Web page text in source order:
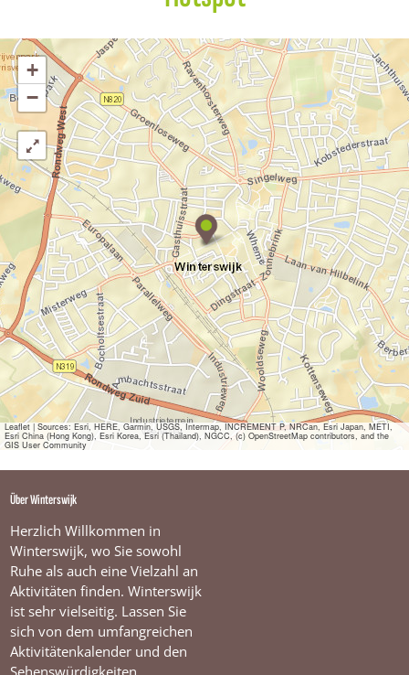
D
-
r
e
i
z
e
n
+
−
Leaflet|Sources: Esri, HERE, Garmin, USGS, Intermap, INCREMENT P, NRCan, Esri Japan, METI,
Esri China (Hong Kong), Esri Korea, Esri (Thailand), NGCC, (c) OpenStreetMap contributors, and the
GIS User Community
Über Winterswijk
Herzlich Willkommen in
Winterswijk, wo Sie sowohl
Ruhe als auch eine Vielzahl an
Aktivitäten finden. Winterswijk
ist sehr vielseitig. Lassen Sie
sich von dem umfangreichen
Aktivitätenkalender und den
Sehenswürdigkeiten